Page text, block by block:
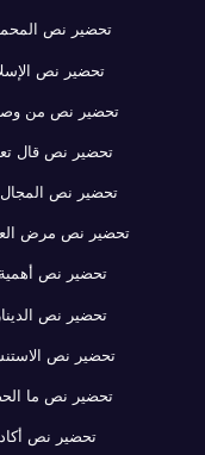
تحضير نص
تحضير نص
تحضير نص من
تحضير نص قال
تحضير نص المجال
تحضير نص مرض
تحضير نص أهمية
تحضير نص
تحضير نص
تحضير نص ما
تحضير نص